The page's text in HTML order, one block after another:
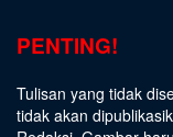
PENTING!
Tulisan yang tidak
tidak akan